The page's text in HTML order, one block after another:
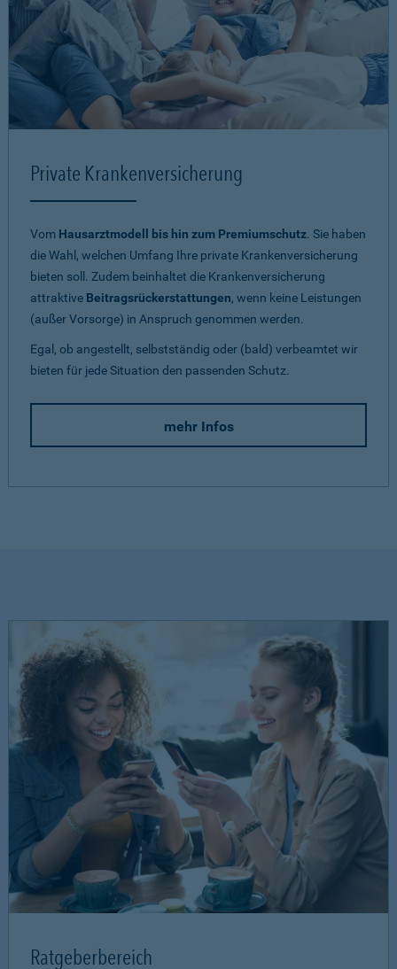
Private Krankenversicherung
Vom Hausarztmodell bis hin zum Premiumschutz. Sie haben
die Wahl, welchen Umfang Ihre private Krankenversicherung
bieten soll. Zudem beinhaltet die Krankenversicherung
attraktive Beitragsrückerstattungen, wenn keine Leistungen
(außer Vorsorge) in Anspruch genommen werden.
Egal, ob angestellt, selbstständig oder (bald) verbeamtet wir
bieten für jede Situation den passenden Schutz.
mehr Infos
Ratgeberbereich